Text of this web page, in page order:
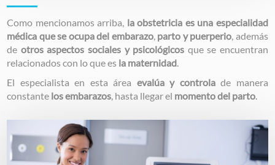
Como mencionamos arriba, la obstetricia es una especialidad
médica que se ocupa del embarazo, parto y puerperio, además
de otros aspectos sociales y psicológicos que se encuentran
relacionados con lo que es la maternidad.
El especialista en esta área evalúa y controlade manera
constante los embarazos, hasta llegar el momento del parto.
Image